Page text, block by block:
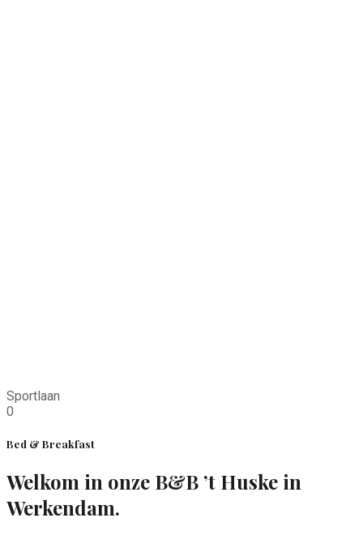
Sportlaan
0
Bed & Breakfast
Welkom in onze B&B ’t Huske in
Werkendam.